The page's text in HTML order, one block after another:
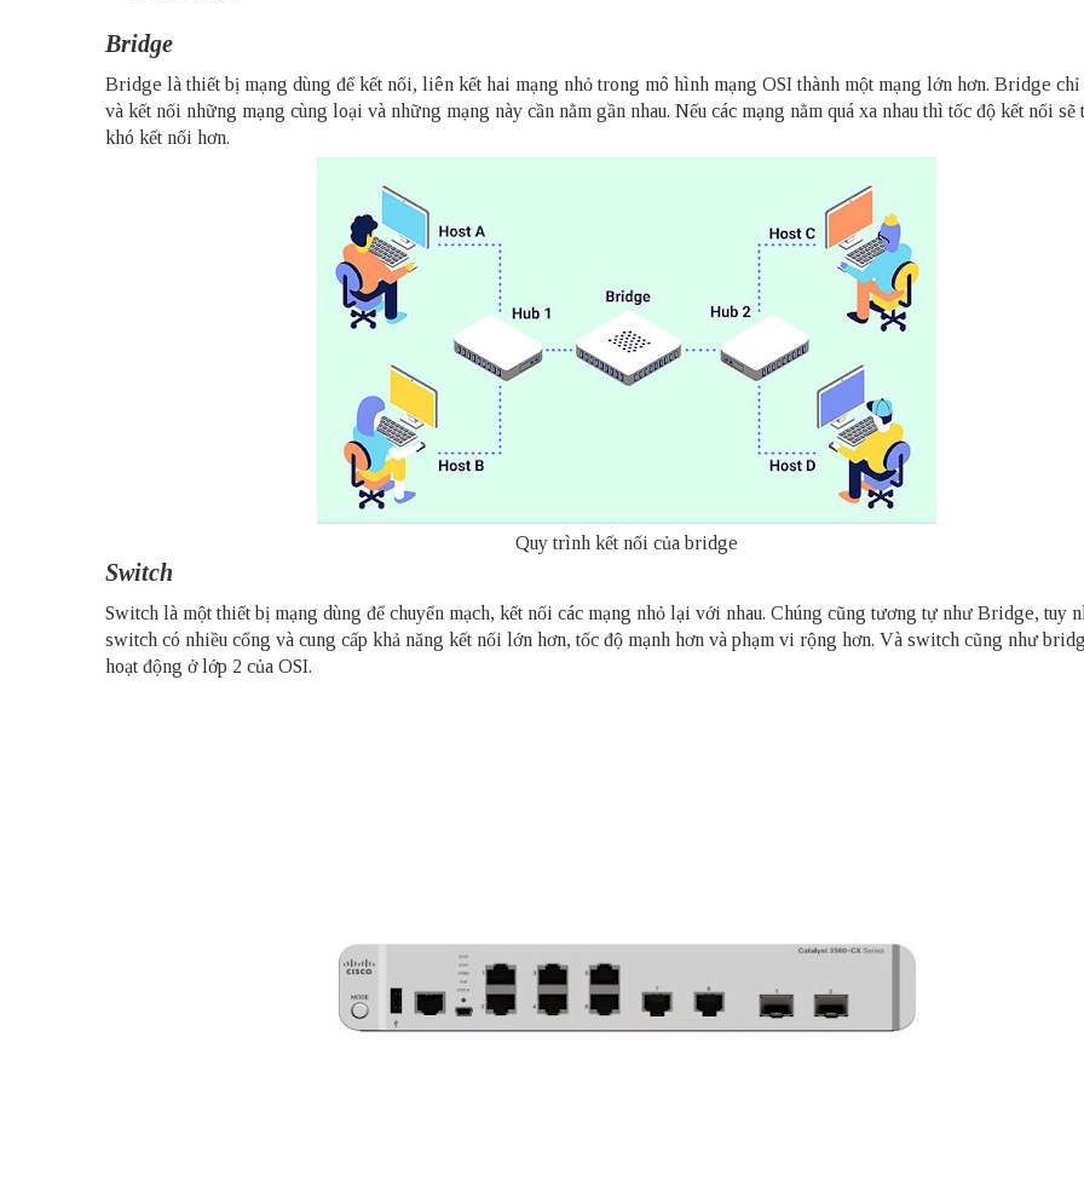
Bridge
Bridge là thiết bị mạng dùng để kết nối, liên kết hai mạng nhỏ trong mô hình mạng OSI thành một mạng lớn hơn. Bridge
và kết nối những mạng cùng loại và những mạng này cần nằm gần nhau. Nếu các mạng nằm quá xa nhau thì tốc độ kết nối sẽ
khó kết nối hơn.
Quy trình kết nối của bridge
Switch
Switch là một thiết bị mạng dùng để chuyển mạch, kết nối các mạng nhỏ lại với nhau. Chúng cũng tương tự như Bridge, tuy
switch có nhiều cổng và cung cấp khả năng kết nối lớn hơn, tốc độ mạnh hơn và phạm vi rộng hơn. Và switch cũng như
hoạt động ở lớp 2 của OSI.